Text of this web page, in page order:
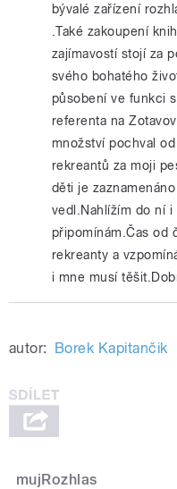
bývalé zařízení
.Také zakoupení
zajímavostí stojí za
svého bohatého
působení ve funkci
referenta na
množství pochval
rekreantů za moji
děti je
vedl.Nahlížím do ní
připomínám.Čas od
rekreanty a
i mne musí
autor: Borek Kapitančik
mujRozhlas